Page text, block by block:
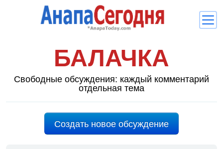
Новости
Блоги
Комментарии
Об Анапе
БАЛАЧКА
Свободные обсуждения: каждый комментарий
отдельная тема
Создать новое обсуждение